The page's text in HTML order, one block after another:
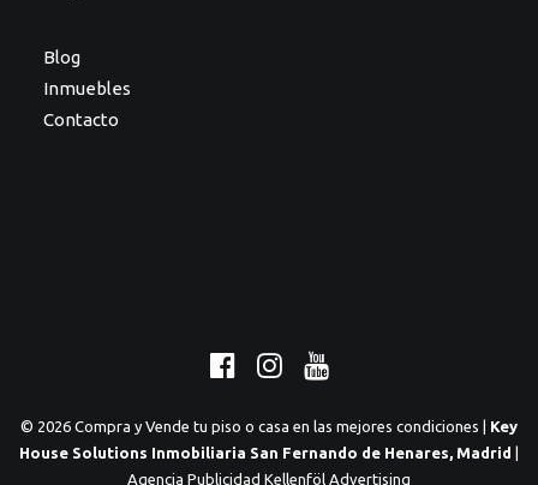
Blog
Inmuebles
Contacto
© 2026 Compra y Vende tu piso o casa en las mejores condiciones | Key
House Solutions Inmobiliaria San Fernando de Henares, Madrid
Agencia Publicidad Kellenföl Advertising